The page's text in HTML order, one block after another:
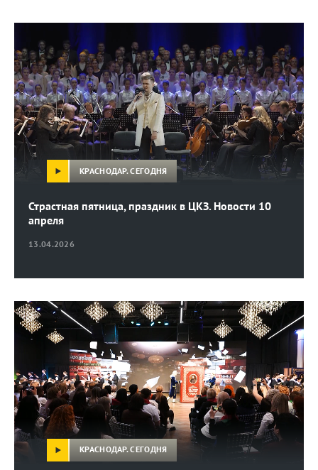
13.04.2026
Страстная пятница, праздник в ЦКЗ. Новости 10
апреля
КРАСНОДАР. СЕГОДНЯ
КРАСНОДАР. СЕГОДНЯ